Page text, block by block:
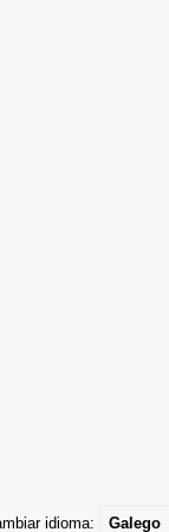
idioma: Galego